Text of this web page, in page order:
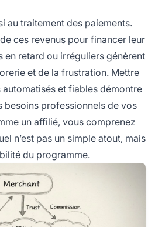
au traitement des paiements.
ces revenus pour financer leur
en retard ou irréguliers génèrent
et de la frustration. Mettre
et fiables démontre
besoins professionnels de vos
un affilié, vous comprenez
n’est pas un simple atout, mais
du programme.